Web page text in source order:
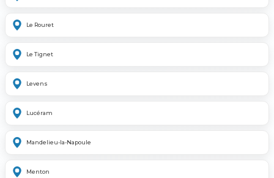
Le Rouret
Le Tignet
Levens
Lucéram
Mandelieu-la-Napoule
Menton